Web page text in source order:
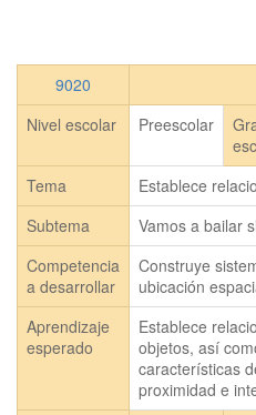
9020
Nivel escolar
Preescolar
Tema
Establece
Subtema
Vamos a bailar
Competencia
a desarrollar
Construye
ubicación
Aprendizaje
esperado
Establece
objetos, así
características
proximidad e